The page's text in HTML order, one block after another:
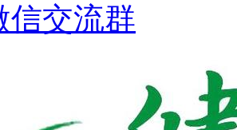
信交流群